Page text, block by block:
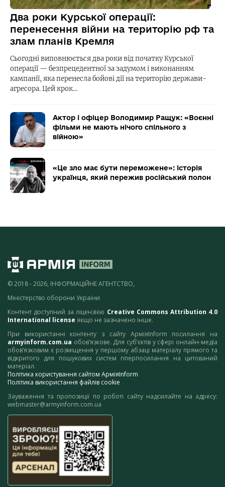
Два роки Курської операції:
перенесення війни на територію рф та
злам планів Кремля
Сьогодні виповнюється два роки від початку Курської
операції — безпрецедентної за задумом і виконанням
кампанії, яка перенесла бойові дії на територію держави-
агресора. Цей крок…
Актор і офіцер Володимир Ращук: «Воєнні
фільми не мають нічого спільного з
війною»
«Це зло має бути переможене»: історія
українця, який пережив російський полон
© 2018 - 2026, ІНФОРМАЦІЙНЕ АГЕНТСТВО,
Міністерство оборони України
Контент доступний за ліцензією Creative Commons Attribution 4.0
International license якщо не зазначено інше.
При використанні контенту з сайту АрміяInform посилання на
armyinform.com.ua обов’язкове. Для суб’єктів у сфері онлайн-медіа
обов’язковим є розміщення у першому абзаці матеріалу прямого та
відкритого для пошукових систем гіперпосилання на цитований
матеріал.
Політика користування сайтом АрміяInform
Політика використання файлів cookie
Зауваження та пропозиції по роботі сайту надсилайте на адресу:
webmaster@armyinform.com.ua